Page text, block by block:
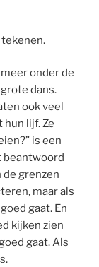
tekenen.
onder de
dans.
ook veel
hun lijf. Ze
is een
beantwoord
grenzen
maar als
gaat. En
kijken zien
gaat. Als